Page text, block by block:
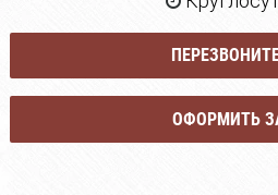
ОФОРМИТЬ